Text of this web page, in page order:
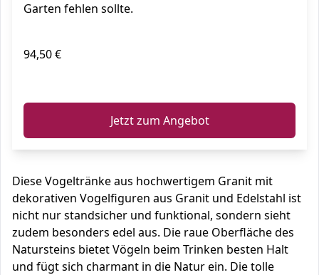
Garten fehlen sollte.
94,50 €
Jetzt zum Angebot
Diese Vogeltränke aus hochwertigem Granit mit
dekorativen Vogelfiguren aus Granit und Edelstahl ist
nicht nur standsicher und funktional, sondern sieht
zudem besonders edel aus. Die raue Oberfläche des
Natursteins bietet Vögeln beim Trinken besten Halt
und fügt sich charmant in die Natur ein. Die tolle